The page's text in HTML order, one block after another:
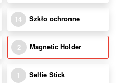
14 Szkło ochronne
2 Magnetic Holder
1 Selfie Stick